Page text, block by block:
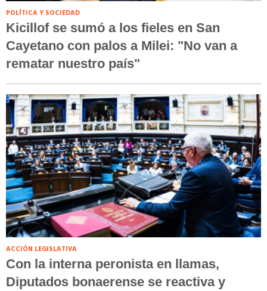
POLÍTICA Y SOCIEDAD
Kicillof se sumó a los fieles en San
Cayetano con palos a Milei: "No van a
rematar nuestro país"
ACCIÓN LEGISLATIVA
Con la interna peronista en llamas,
Diputados bonaerense se reactiva y